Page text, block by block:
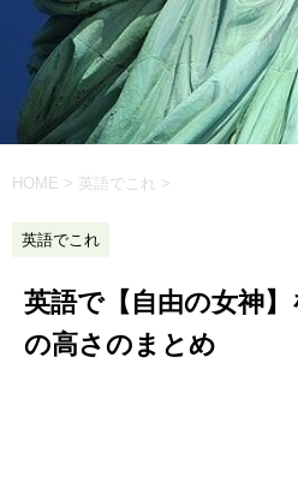
HOME > 英語でこれ >
英語でこれ
英語で【自由の女神
の高さのまとめ